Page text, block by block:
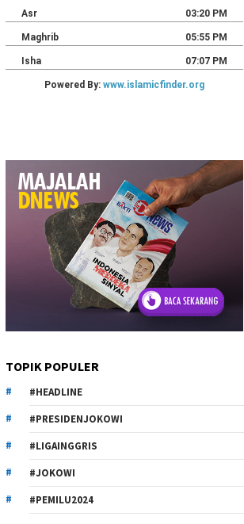
TOPIK POPULER
#HEADLINE
#PRESIDENJOKOWI
#LIGAINGGRIS
#JOKOWI
#PEMILU2024